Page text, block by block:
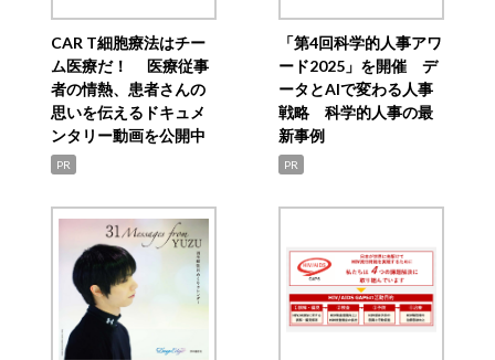
CAR T細胞療法はチー
ム医療だ！ 医療従事
者の情熱、患者さんの
思いを伝えるドキュメ
ンタリー動画を公開中
PR
「第4回科学的人事アワ
ード2025」を開催 デ
ータとAIで変わる人事
戦略 科学的人事の最
新事例
PR